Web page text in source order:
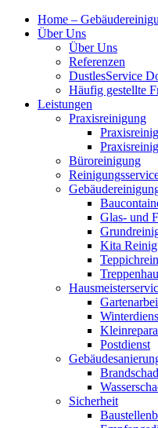
Home –
Über Uns
Über Uns
Referenzen
DustlesService
Häufig gestellte
Leistungen
Praxisreinigung
Büroreinigung
Glas- und
Kita
Postdienst
Sicherheit